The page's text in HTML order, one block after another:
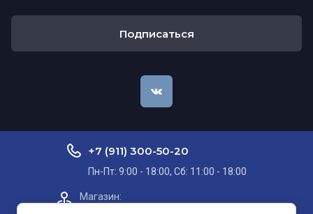
Подписаться
+7 (911) 300-50-20
Пн-Пт: 9:00 - 18:00, Сб: 11:00 - 18:00
Магазин:​